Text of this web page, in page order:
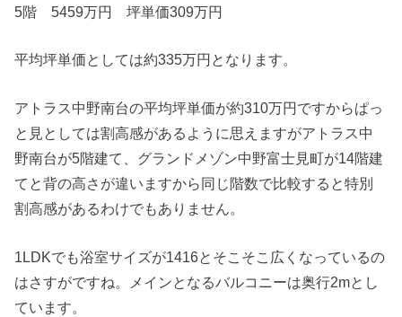
5階 5459万円 坪単価309万円
平均坪単価としては約335万円となります。
アトラス中野南台の平均坪単価が約310万円ですからぱっ
と見としては割高感があるように思えますがアトラス中
野南台が5階建て、グランドメゾン中野富士見町が14階建
てと背の高さが違いますから同じ階数で比較すると特別
割高感があるわけでもありません。
1LDKでも浴室サイズが1416とそこそこ広くなっているの
はさすがですね。メインとなるバルコニーは奥行2mとし
ています。